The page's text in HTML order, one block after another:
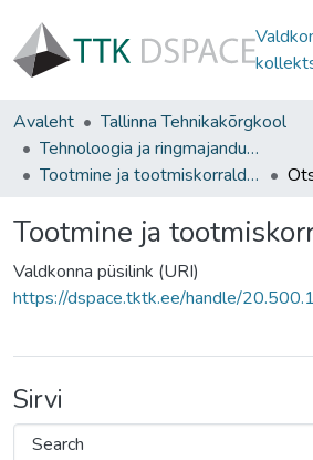
Avaleht
Tallinna Tehnikakõrgkool
Tehnoloogia ja ringmajanduse instituut
Tootmine ja tootmiskorraldus
Tootmine ja
Valdkonna püsilink (URI)
https://dspace.tktk.ee/handle/
Sirvi